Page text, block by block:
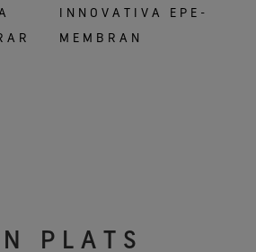
INNOVATIVA EPE-
MEMBRAN
PLATS